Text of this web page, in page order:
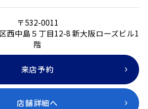
〒532-0011
西中島５丁目12-8 新大阪ローズビル1
階
来店予約
店舗詳細へ